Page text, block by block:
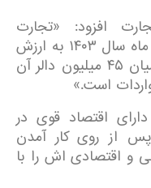
افزود: «تجارت
افغانستان با کشور قزاقستان در ۱۱ ماه سال ۱۴۰۳ به ارزش
۴۳۰ میلیون دالر بوده که از این میان ۴۵ میلیون دالر آن
اقتصاد قوی در
از روی کار آمدن
و اقتصادی اش را با